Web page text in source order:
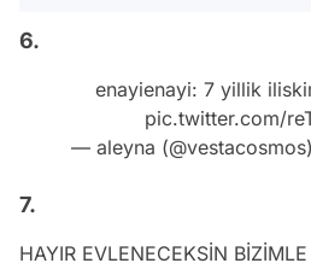
6.
enayienayi: 7 yillik
pic.twitter.com/
— aleyna (@vestacosmos)
7.
HAYIR EVLENECEKSİN